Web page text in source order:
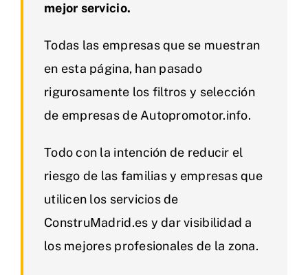
mejor servicio.
Todas las empresas que se muestran
en esta página, han pasado
rigurosamente los filtros y selección
de empresas de Autopromotor.info.
Todo con la intención de reducir el
riesgo de las familias y empresas que
utilicen los servicios de
ConstruMadrid.es y dar visibilidad a
los mejores profesionales de la zona.